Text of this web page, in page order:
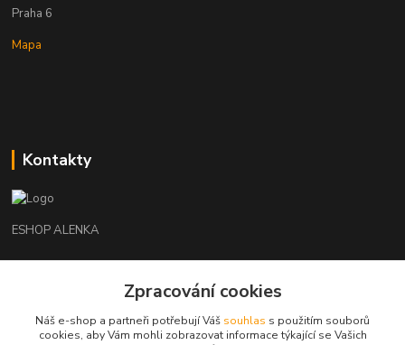
Praha 6
Mapa
Kontakty
ESHOP ALENKA
+420602541312
orechovka@inmes.cz
Zpracování cookies
Náš e-shop a partneři potřebují Váš souhlas s použitím souborů
cookies, aby Vám mohli zobrazovat informace týkající se Vašich